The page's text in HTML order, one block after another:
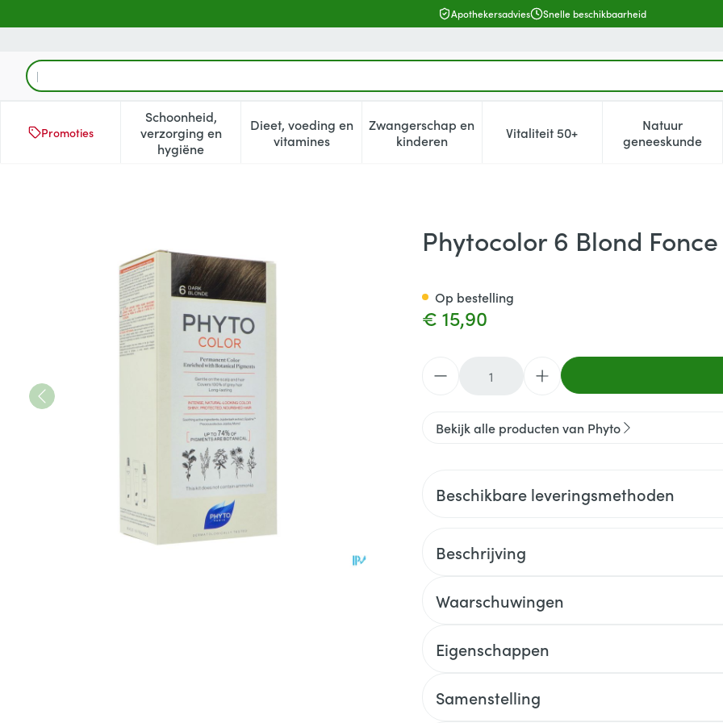
Apothekersadvies Snelle beschikbaarheid
Product, merk, categorie...
Promoties
Schoonheid,
verzorging en
hygiëne
Toon submenu voor Schoonheid, verzorging en hygiëne categorie
Dieet, voeding en
vitaminesToon submenu voor Dieet, voeding en vitamines categorie
Zwangerschap en
kinderenToon submenu voor Zwangerschap en kinderen
Vitaliteit 50+Toon submenu voor Vitaliteit
Natuur
geneeskunde
Toon
Phytocolor 6 Blond Fonce Phytocolor 6 Blond Fonce
€ 15,90
Op bestelling
Bekijk alle producten van Phyto
Beschikbare leveringsmethoden
Beschrijving
Waarschuwingen
Eigenschappen
Samenstelling